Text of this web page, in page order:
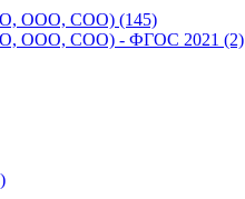
ООО, СОО) (145)
ООО, СОО) - ФГОС 2021 (2)